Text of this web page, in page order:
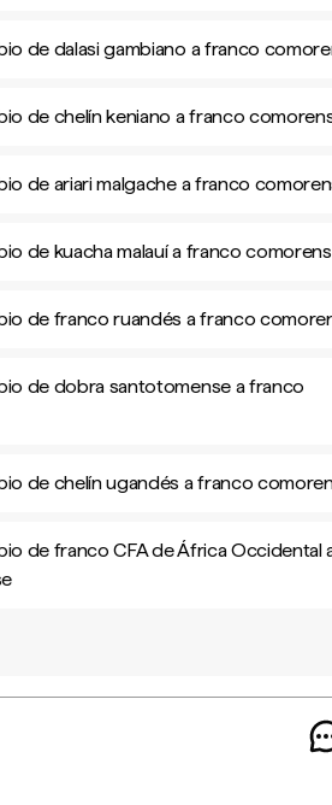
de dalasi gambiano a franco
de chelín keniano a franco
de ariari malgache a franco
de kuacha malauí a franco
de franco ruandés a franco
de dobra santotomense a franco
de chelín ugandés a franco
de franco CFA de África Occidental